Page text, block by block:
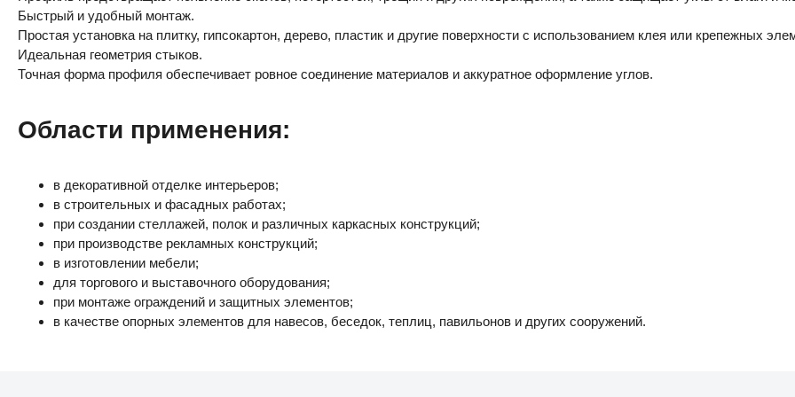
Быстрый и удобный монтаж.
Простая установка на плитку, гипсокартон, дерево, пластик и другие поверхности с использованием клея или крепежных
Идеальная геометрия стыков.
Точная форма профиля обеспечивает ровное соединение материалов и аккуратное оформление углов.
Области применения:
в декоративной отделке интерьеров;
в строительных и фасадных работах;
при создании стеллажей, полок и различных каркасных конструкций;
при производстве рекламных конструкций;
в изготовлении мебели;
для торгового и выставочного оборудования;
при монтаже ограждений и защитных элементов;
в качестве опорных элементов для навесов, беседок, теплиц, павильонов и других сооружений.